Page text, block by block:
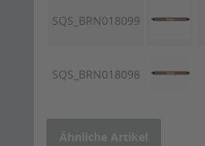
SQS_BRN018099
SQS_BRN018098
Ähnliche Artikel